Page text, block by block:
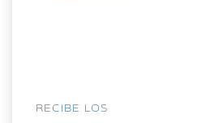
RECIBE LOS